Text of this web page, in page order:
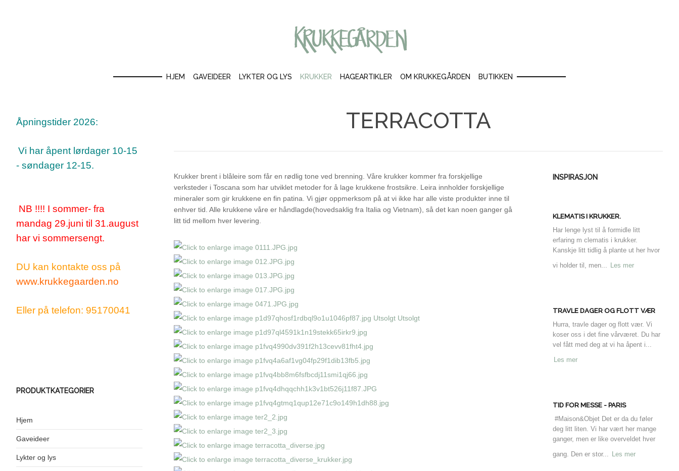
HJEM GAVEIDEER LYKTER OG LYS KRUKKER HAGEARTIKLER OM KRUKKEGÅRDEN BUTIKKEN
TERRACOTTA
Krukker brent i blåleire som får en rødlig tone ved brenning. Våre krukker kommer fra forskjellige
verksteder i Toscana som har utviklet metoder for å lage krukkene frostsikre. Leira innholder forskjellige
mineraler som gir krukkene en fin patina. Vi gjør oppmerksom på at vi ikke har alle viste produkter inne til
enhver tid. Alle krukkene våre er håndlagde(hovedsaklig fra Italia og Vietnam), så det kan noen ganger gå
litt tid mellom hver levering.
Utsolgt Utsolgt
INSPIRASJON
KLEMATIS I KRUKKER.
Har lenge lyst til å formidle litt
erfaring m clematis i krukker.
Kanskje litt tidlig å plante ut her hvor
vi holder til, men... Les mer
TRAVLE DAGER OG FLOTT VÆR
Hurra, travle dager og flott vær. Vi
koser oss i det fine vårværet. Du har
vel fått med deg at vi ha åpent i...
Les mer
TID FOR MESSE - PARIS
#Maison&Objet Det er da du føler
deg litt liten. Vi har vært her mange
ganger, men er like overveldet hver
gang. Den er stor... Les mer
Åpningstider 2026:
Vi har åpent lørdager 10-15
- søndager 12-15.
NB !!!! I sommer- fra
mandag 29.juni til 31.august
har vi sommersengt.
DU kan kontakte oss på
www.krukkegaarden.no
Eller på telefon: 95170041
PRODUKTKATEGORIER
Hjem
Gaveideer
Lykter og lys
ORCREATE AN ACCOUNT
Husk meg
Glemt ditt passord?